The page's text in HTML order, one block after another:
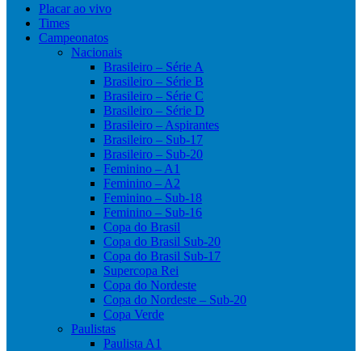
Placar ao vivo
Times
Campeonatos
Nacionais
Brasileiro – Série A
Brasileiro – Série B
Brasileiro – Série C
Brasileiro – Série D
Brasileiro – Aspirantes
Brasileiro – Sub-17
Brasileiro – Sub-20
Feminino – A1
Feminino – A2
Feminino – Sub-18
Feminino – Sub-16
Copa do Brasil
Copa do Brasil Sub-20
Copa do Brasil Sub-17
Supercopa Rei
Copa do Nordeste
Copa do Nordeste – Sub-20
Copa Verde
Paulistas
Paulista A1